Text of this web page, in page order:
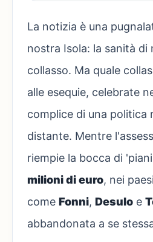
La notizia è una
nostra Isola: la sanità di
collasso. Ma quale
alle esequie, celebrate
complice di una politica
distante. Mentre
riempie la bocca di
milioni di euro, nei
come Fonni, Desulo e
abbandonata a se